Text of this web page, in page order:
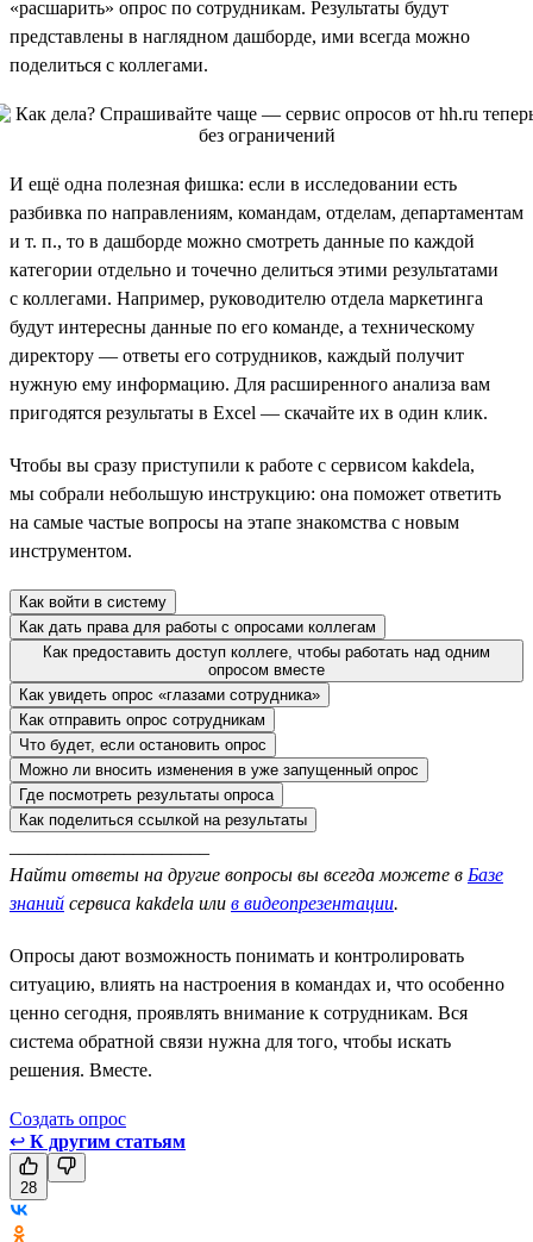
«расшарить» опрос по сотрудникам. Результаты будут
представлены в наглядном дашборде, ими всегда можно
поделиться с коллегами.
И ещё одна полезная фишка: если в исследовании есть
разбивка по направлениям, командам, отделам, департаментам
и т. п., то в дашборде можно смотреть данные по каждой
категории отдельно и точечно делиться этими результатами
с коллегами. Например, руководителю отдела маркетинга
будут интересны данные по его команде, а техническому
директору — ответы его сотрудников, каждый получит
нужную ему информацию. Для расширенного анализа вам
пригодятся результаты в Excel — скачайте их в один клик.
Чтобы вы сразу приступили к работе с сервисом kakdela,
мы собрали небольшую инструкцию: она поможет ответить
на самые частые вопросы на этапе знакомства с новым
инструментом.
Как войти в систему
Как дать права для работы с опросами коллегам
Как предоставить доступ коллеге, чтобы работать над одним
опросом вместе
Как увидеть опрос «глазами сотрудника»
Как отправить опрос сотрудникам
Что будет, если остановить опрос
Можно ли вносить изменения в уже запущенный опрос
Где посмотреть результаты опроса
Как поделиться ссылкой на результаты
Найти ответы на другие вопросы вы всегда можете в Базе
знаний сервиса kakdela или в видеопрезентации.
Опросы дают возможность понимать и контролировать
ситуацию, влиять на настроения в командах и, что особенно
ценно сегодня, проявлять внимание к сотрудникам. Вся
система обратной связи нужна для того, чтобы искать
решения. Вместе.
Создать опрос
↩ К другим статьям
28